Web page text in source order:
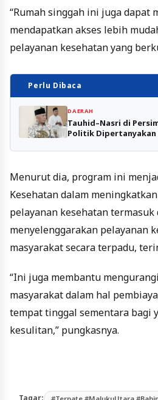
“Rumah singgah ini juga dapat
mendapatkan akses lebih
pelayanan kesehatan yang
Perlu Dibaca
DAERAH
Tauhid–Nasri di
Politik Dipertanyakan
Menurut dia, program ini
Kesehatan dalam
pelayanan kesehatan termasuk
menyelenggarakan pelayanan
masyarakat secara terpadu,
“Ini juga membantu
masyarakat dalam hal
tempat tinggal sementara bagi
kesulitan,” pungkasnya.